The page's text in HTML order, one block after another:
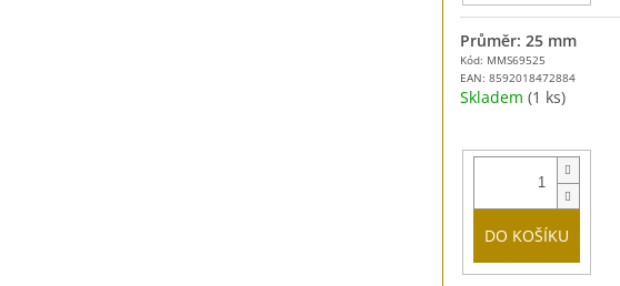
Kód: MMS69525
EAN: 8592018472884
Průměr: 25 mm
Skladem (1 ks)
DO KOŠÍKU